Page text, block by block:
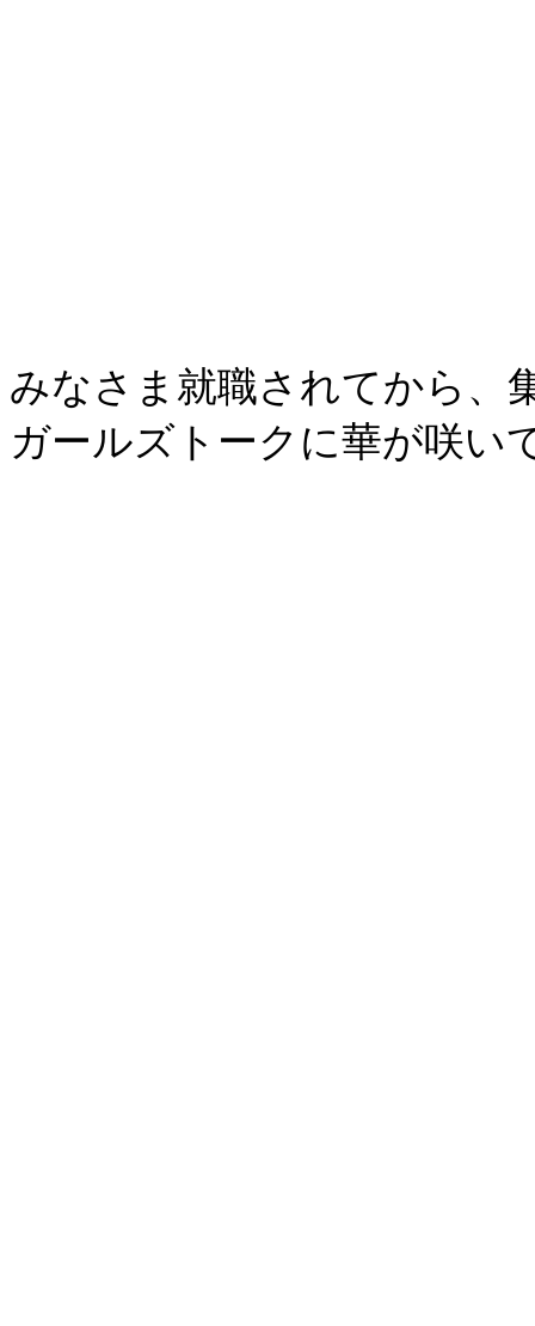
みなさま就職されてから、
ガールズトークに華が咲い